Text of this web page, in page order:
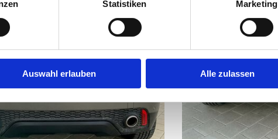
Statistiken Marketing
Auswahl erlauben Alle zulassen